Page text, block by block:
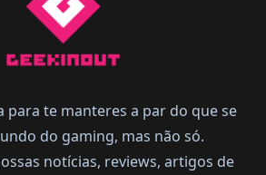
para te manteres a par do que se
do gaming, mas não só.
notícias, reviews, artigos de